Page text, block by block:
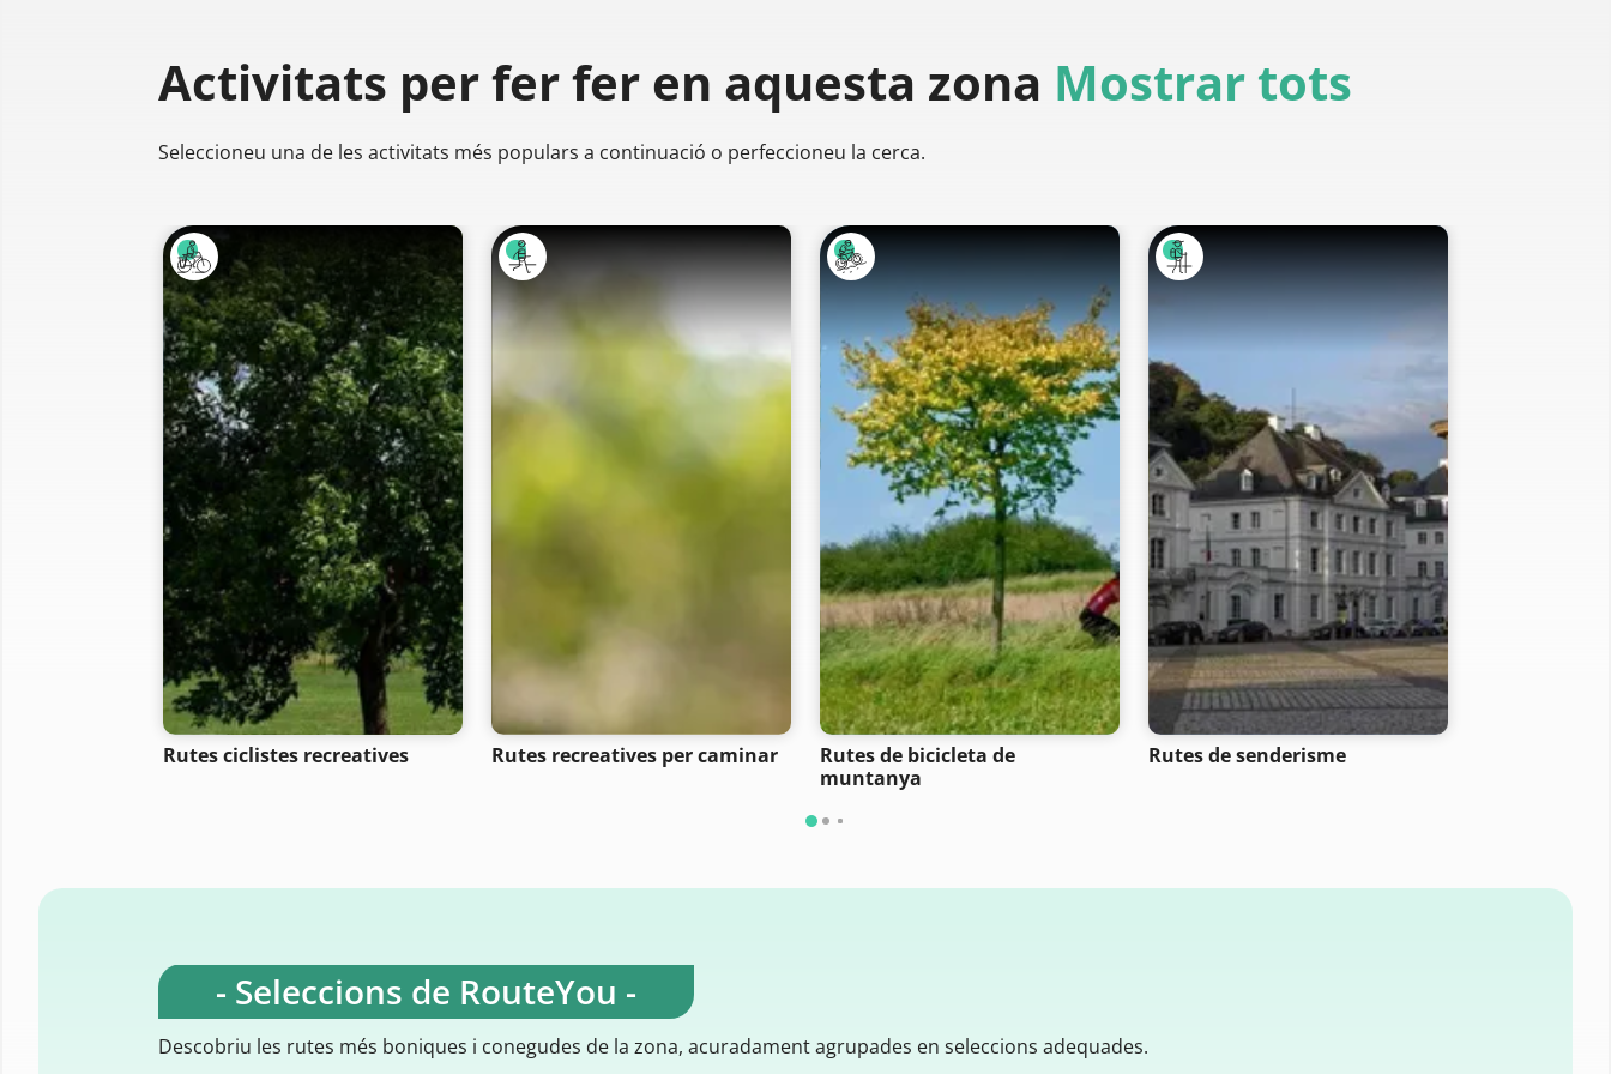
Activitats per ferfer en aquesta zona Mostrar tots
Seleccioneu una de les activitats més populars a continuació o perfeccioneu la cerca.
Rutes ciclistes recreatives Rutes recreatives per caminar
Rutes de bicicleta de
muntanya
Rutes de senderisme
- Seleccions de RouteYou -
Descobriu les rutes més boniques i conegudes de la zona, acuradament agrupades en seleccions adequades.